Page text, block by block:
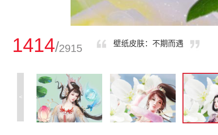
1414/2915 壁纸皮肤：不期而遇
<